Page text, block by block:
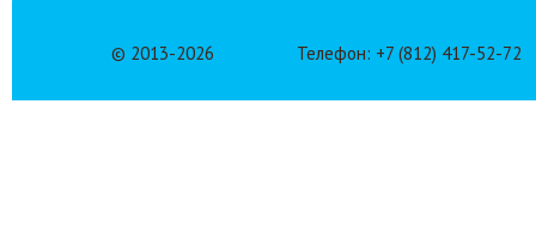
© 2013-2026 Телефон: +7 (812) 417-52-72